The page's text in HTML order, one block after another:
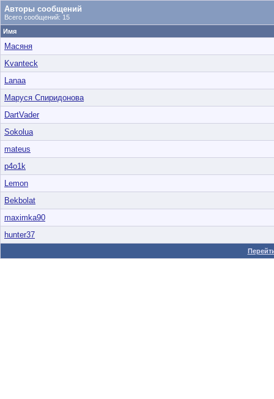
Авторы сообщений
Всего сообщений: 15
Имя
Масяня
Kvanteck
Lanaa
Маруся Спиридонова
DartVader
Sokolua
mateus
p4o1k
Lemon
Bekbolat
maximka90
hunter37